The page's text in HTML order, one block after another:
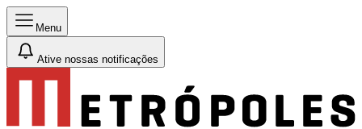
Menu
Ative nossas notificações